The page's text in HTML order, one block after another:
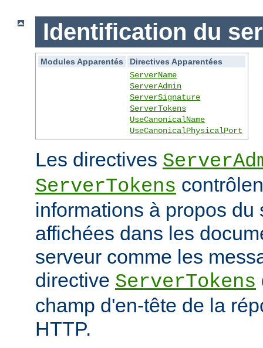
Identification du
Modules Apparentés
Directives Apparentées
ServerName
ServerAdmin
ServerSignature
ServerTokens
UseCanonicalName
UseCanonicalPhysicalPort
Les directives
ServerTokens
informations à propos du
affichées dans les
serveur comme les
directive ServerTokens
champ d'en-tête de la
HTTP.